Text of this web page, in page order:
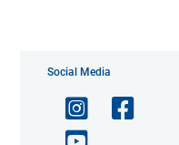
Social Media